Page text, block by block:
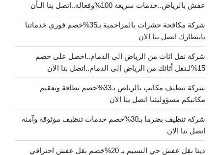
عفش بالرياض..خدمات سريعة 100%وفعالة..اتصل بنا الـأن
شركة مكافحة حشرات بالمزاحمية بـ35%خصم فوري خدماتنا
بانتظارك اتصل بنا الان
شركة نقل اثاث من الرياض الى الدمام..احصل على خصم
15%لـنقل أثاثك من الرياض إلى الدمام..اتصل بنا الأن
شركة تنظيف مكاتب بالرياض بـ33%خصم نظافة وتعقيم
مكاتبكم مسؤوليتنا اتصل بنا الان
شركة تنظيف بضرما بـ30%خصم خدمات تنظيف موثوقة وآمنة
اتصل بنا الان
دينا نقل عفش حي النسيم بـ 20%خصم نقل عفش احترافي